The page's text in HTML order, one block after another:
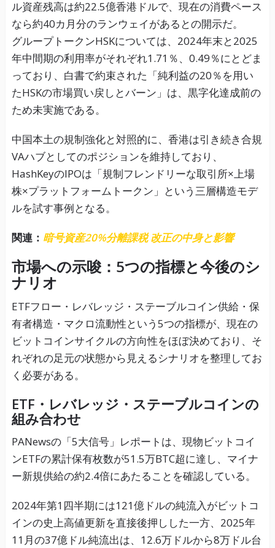
ル資産残高は約22.5億香港ドルで、現在の消費ペース
なら約40カ月分のランウェイがあるとの開示だ。
グループトークンHSKについては、2024年末と2025
年中間期の利用率がそれぞれ1.71％、0.49％にとどま
っており、白書で約束された「純利益の20％を用い
たHSKの市場買い戻しとバーン」は、黒字化達成前の
ため未実施である。
中国本土の規制強化と対照的に、香港は引き続き合規
VAハブとしてのポジションを維持しており、
HashKeyのIPOは「規制フレンドリーな取引所×上場
株×プラットフォームトークン」という三層構造モデ
ルを試す事例となる。
関連： 暗号資産20%分離課税 改正の中身と影響
市場への示唆：5つの指標と今後のシ
ナリオ
ETFフロー・レバレッジ・ステーブルコイン供給・保
有者構造・マクロ流動性という5つの指標が、現在の
ビットコインサイクルの方向性をほぼ決めており、そ
れぞれの足元の状態から見えるシナリオを整理してお
く必要がある。
ETF・レバレッジ・ステーブルコインの
組み合わせ
PANewsの「5大信号」レポートは、現物ビットコイ
ンETFの累計保有枚数が51.5万BTC超に達し、マイナ
ー新規供給の約2.4倍にあたることを確認している。
2024年第1四半期には121億ドルの純流入がビットコ
インの史上高値更新を直接後押しした一方、2025年
11月の37億ドル純流出は、12.6万ドルから8万ドル台